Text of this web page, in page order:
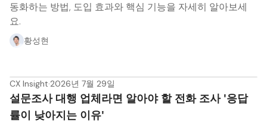
동화하는 방법, 도입 효과와 핵심 기능을 자세히 알아보세
요.
황성현
CX Insight·2026년 7월 29일
설문조사 대행 업체라면 알아야 할 전화 조사 '응답
률이 낮아지는 이유'